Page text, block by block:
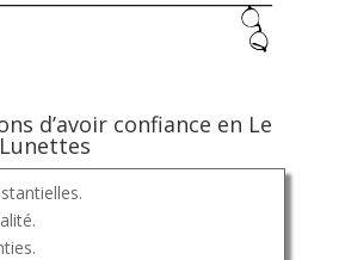
d’avoir confiance en Le